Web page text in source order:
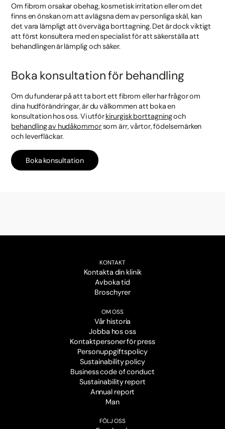
Om fibrom orsakar obehag, kosmetisk irritation eller om det
finns en önskan om att avlägsna dem av personliga skäl, kan
det vara lämpligt att överväga borttagning. Det är dock viktigt
att först konsultera med en specialist för att säkerställa att
behandlingen är lämplig och säker.
Boka konsultation för behandling
Om du funderar på att ta bort ett fibrom eller har frågor om
dina hudförändringar, är du välkommen att boka en
konsultation hos oss. Vi utförkirurgisk borttagningoch
behandling av hudåkommorsom ärr, vårtor, födelsemärken
och leverfläckar.
Boka konsultation
KONTAKT
Kontakta din klinik
Avboka tid
Broschyrer
OM OSS
Vår historia
Jobba hos oss
Kontaktpersoner för press
Personuppgiftspolicy
Sustainability policy
Business code of conduct
Sustainability report
Annual report
Man
FÖLJ OSS